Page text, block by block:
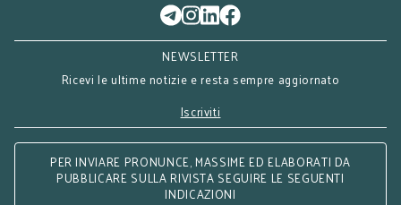
NEWSLETTER
Ricevi le ultime notizie e resta sempre aggiornato
Iscriviti
PER INVIARE PRONUNCE, MASSIME ED ELABORATI DA
PUBBLICARE SULLA RIVISTA SEGUIRE LE SEGUENTI
INDICAZIONI